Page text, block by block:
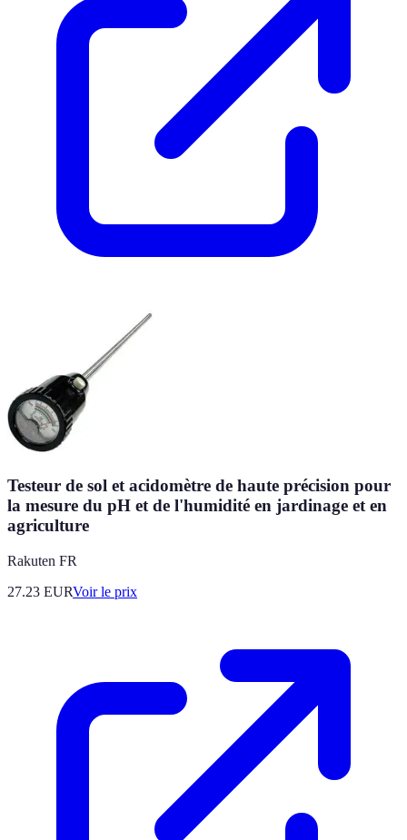
Testeur de sol et acidomètre de haute précision pour
la mesure du pH et de l'humidité en jardinage et en
agriculture
Rakuten FR
27.23 EURVoir le prix